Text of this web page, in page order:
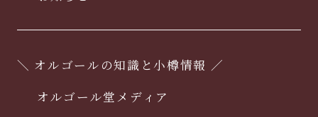
＼ オルゴールの知識と小樽情報 ／
オルゴール堂メディア